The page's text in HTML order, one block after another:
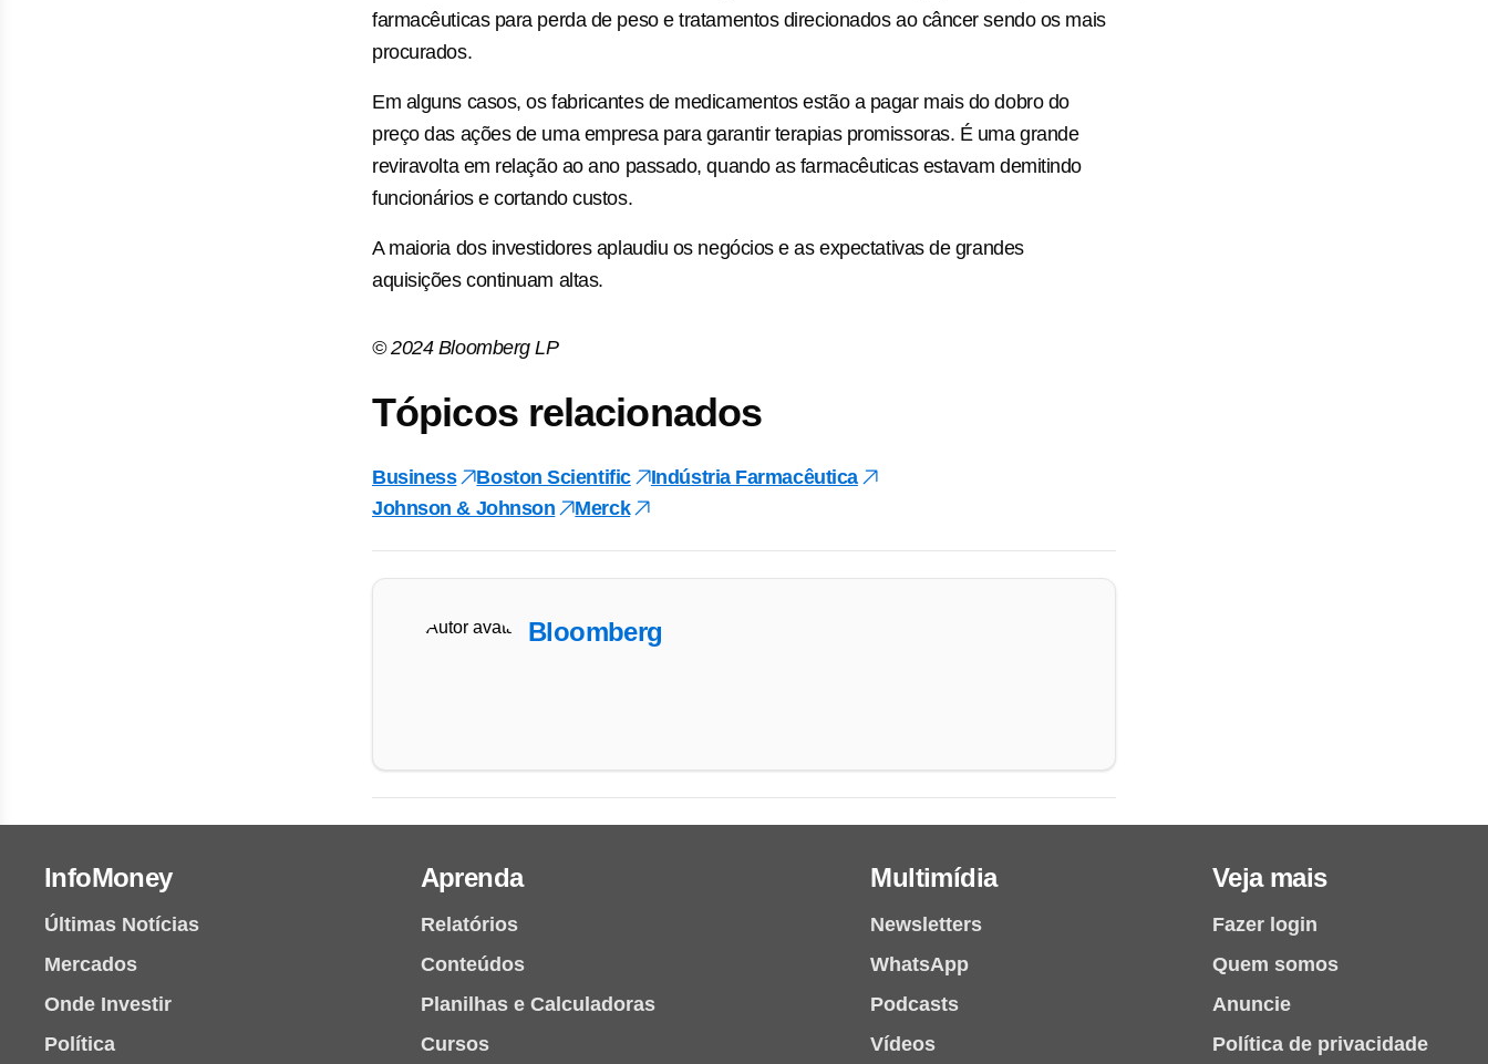
farmacêuticas para perda de peso e tratamentos direcionados ao câncer sendo os mais
procurados.
Em alguns casos, os fabricantes de medicamentos estão a pagar mais do dobro do
preço das ações de uma empresa para garantir terapias promissoras. É uma grande
reviravolta em relação ao ano passado, quando as farmacêuticas estavam demitindo
funcionários e cortando custos.
A maioria dos investidores aplaudiu os negócios e as expectativas de grandes
aquisições continuam altas.
© 2024 Bloomberg LP
Tópicos relacionados
Business Boston Scientific
Indústria Farmacêutica
Johnson & Johnson
Merck
Bloomberg
InfoMoney
Últimas Notícias
Mercados
Onde Investir
Política
Aprenda
Relatórios
Conteúdos
Planilhas e Calculadoras
Cursos
Multimídia
Newsletters
WhatsApp
Podcasts
Vídeos
Veja mais
Fazer login
Quem somos
Anuncie
Política de privacidade